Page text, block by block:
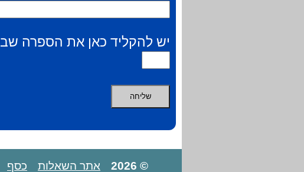
יש להקליד כאן את הספרה
© 2026 אתר השאלות כסף